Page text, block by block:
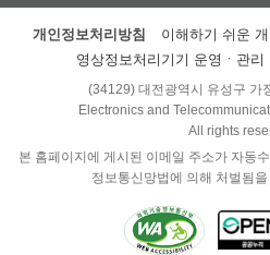
개인정보처리방침 이해하기 쉬운
영상정보처리기기 운영ㆍ관리
(34129) 대전광역시 유성구 가
Electronics and
All rights
본 홈페이지에 게시된 이메일 주소가 자동
정보통신망법에 의해 처벌됨